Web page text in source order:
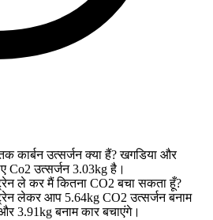
कार्बन उत्सर्जन क्या हैं? खगडिया और
उत्सर्जन 3.03kg है।
ले कर मैं कितना CO2 बचा सकता हूँ?
लेकर आप 5.64kg CO2 उत्सर्जन बनाम
3.91kg बनाम कार बचाएंगे।